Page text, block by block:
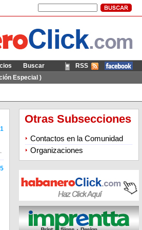
Especial )
Buscar
RSS
Otras Subsecciones
Contactos en la Comunidad
Organizaciones